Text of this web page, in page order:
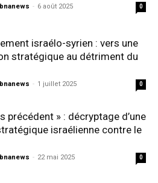
- 6 août 2025 0
israélo-syrien : vers une
stratégique au détriment du
- 1 juillet 2025 0
précédent » : décryptage d’une
israélienne contre le
- 22 mai 2025 0